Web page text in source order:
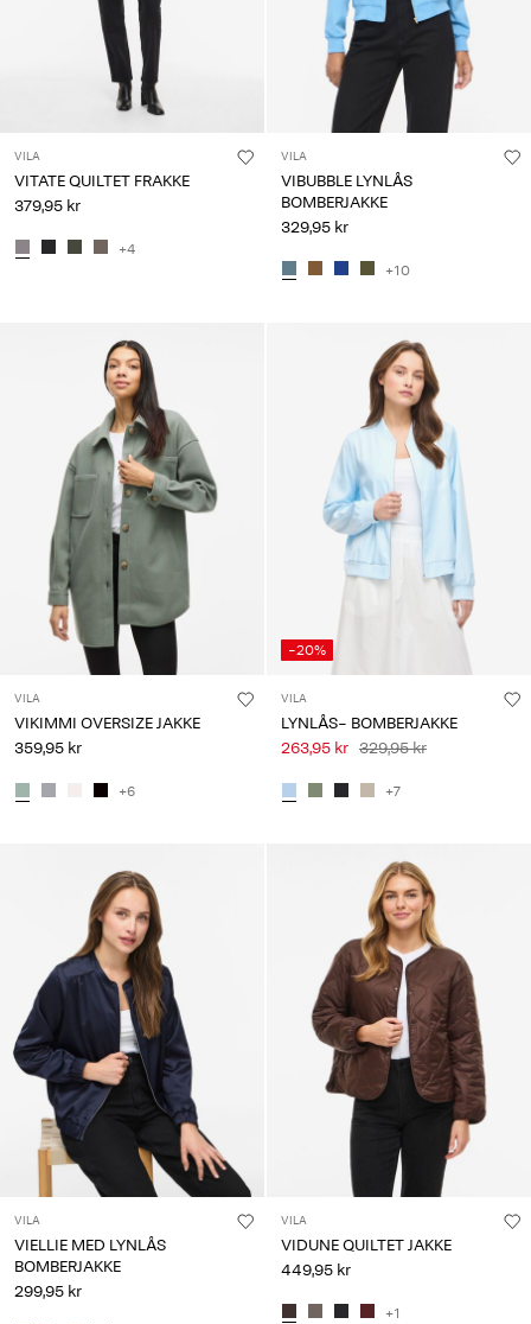
VILA
VITATE QUILTET FRAKKE
379,95 kr
+4
VILA
VIBUBBLE LYNLÅS
BOMBERJAKKE
329,95 kr
+10
VILA
VIKIMMI OVERSIZE JAKKE
359,95 kr
+6
-20%
VILA
LYNLÅS- BOMBERJAKKE
263,95 kr 329,95 kr
+7
VILA
VIELLIE MED LYNLÅS
BOMBERJAKKE
299,95 kr
VILA
VIDUNE QUILTET JAKKE
449,95 kr
+1